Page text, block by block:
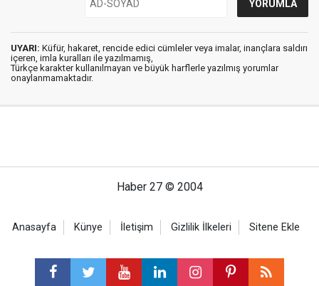
UYARI: Küfür, hakaret, rencide edici cümleler veya imalar, inançlara saldırı
içeren, imla kuralları ile yazılmamış,
Türkçe karakter kullanılmayan ve büyük harflerle yazılmış yorumlar
onaylanmamaktadır.
Haber 27 © 2004
Anasayfa Künye İletişim Gizlilik İlkeleri Sitene Ekle